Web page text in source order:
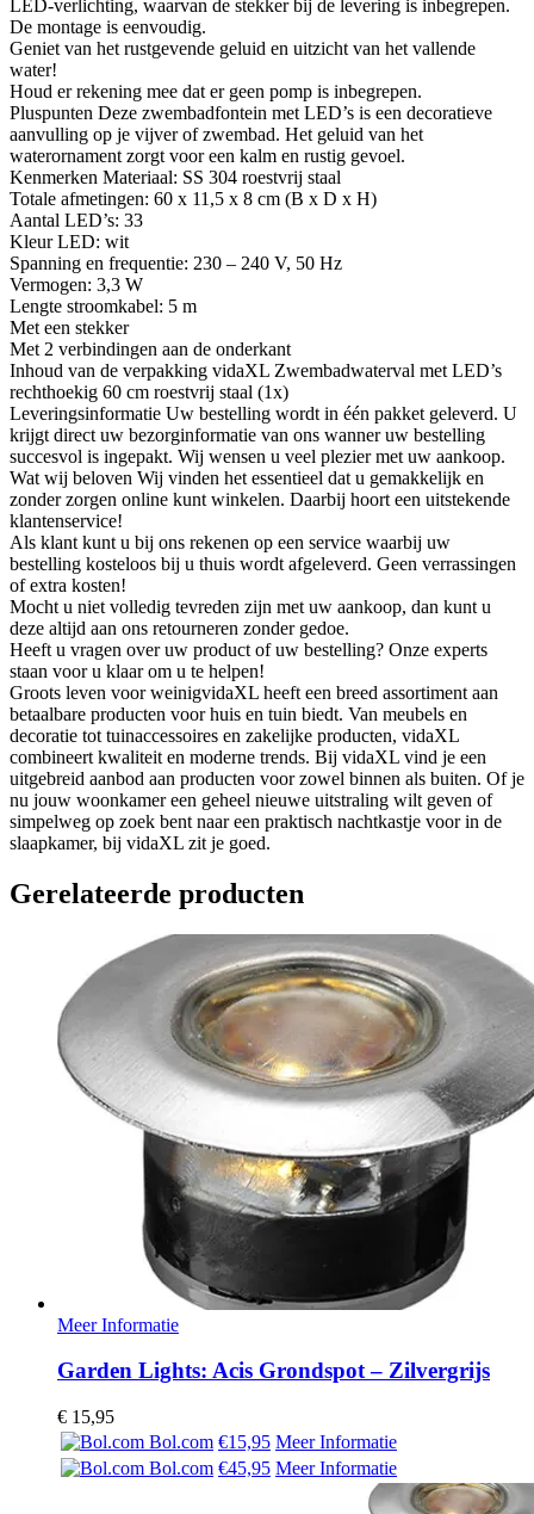
LED-verlichting, waarvan de stekker bij de levering is inbegrepen.
De montage is eenvoudig.
Geniet van het rustgevende geluid en uitzicht van het vallende
water!
Houd er rekening mee dat er geen pomp is inbegrepen.
Pluspunten Deze zwembadfontein met LED’s is een decoratieve
aanvulling op je vijver of zwembad. Het geluid van het
waterornament zorgt voor een kalm en rustig gevoel.
Kenmerken Materiaal: SS 304 roestvrij staal
Totale afmetingen: 60 x 11,5 x 8 cm (B x D x H)
Aantal LED’s: 33
Kleur LED: wit
Spanning en frequentie: 230 – 240 V, 50 Hz
Vermogen: 3,3 W
Lengte stroomkabel: 5 m
Met een stekker
Met 2 verbindingen aan de onderkant
Inhoud van de verpakking vidaXL Zwembadwaterval met LED’s
rechthoekig 60 cm roestvrij staal (1x)
Leveringsinformatie Uw bestelling wordt in één pakket geleverd. U
krijgt direct uw bezorginformatie van ons wanner uw bestelling
succesvol is ingepakt. Wij wensen u veel plezier met uw aankoop.
Wat wij beloven Wij vinden het essentieel dat u gemakkelijk en
zonder zorgen online kunt winkelen. Daarbij hoort een uitstekende
klantenservice!
Als klant kunt u bij ons rekenen op een service waarbij uw
bestelling kosteloos bij u thuis wordt afgeleverd. Geen verrassingen
of extra kosten!
Mocht u niet volledig tevreden zijn met uw aankoop, dan kunt u
deze altijd aan ons retourneren zonder gedoe.
Heeft u vragen over uw product of uw bestelling? Onze experts
staan voor u klaar om u te helpen!
Groots leven voor weinigvidaXL heeft een breed assortiment aan
betaalbare producten voor huis en tuin biedt. Van meubels en
decoratie tot tuinaccessoires en zakelijke producten, vidaXL
combineert kwaliteit en moderne trends. Bij vidaXL vind je een
uitgebreid aanbod aan producten voor zowel binnen als buiten. Of je
nu jouw woonkamer een geheel nieuwe uitstraling wilt geven of
simpelweg op zoek bent naar een praktisch nachtkastje voor in de
slaapkamer, bij vidaXL zit je goed.
Gerelateerde producten
Meer Informatie
Garden Lights: Acis Grondspot – Zilvergrijs
€ 15,95
Bol.com €15,95 Meer Informatie
Bol.com €45,95 Meer Informatie